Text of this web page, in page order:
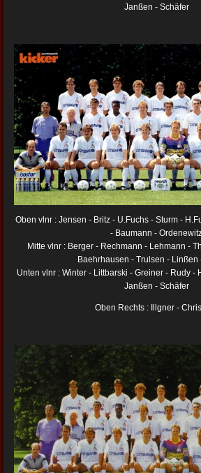
Janßen - Schäfer
Oben vlnr : Jensen - Britz - U.Fuchs - Sturm -
- Baumann -
Mitte vlnr : Berger - Rechmann - Lehmann -
Baehrhausen - Trulsen - Linßen
Unten vlnr : Winter - Littbarski - Greiner - Rudy -
Janßen - Schäfer
Oben Rechts : Illgner -